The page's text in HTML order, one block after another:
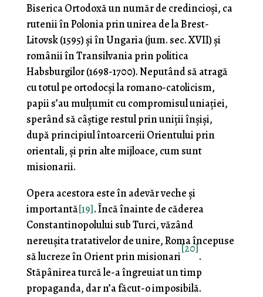
Biserica Ortodoxă un număr de credincioşi, ca
rutenii în Polonia prin unirea de la Brest-
Litovsk (1595) şi în Ungaria (jum. sec. XVII) şi
românii în Transilvania prin politica
Habsburgilor (1698-1700). Neputând să atragă
cu totul pe ortodocşi la romano-catolicism,
papii s’au mulţumit cu compromisul uniației,
sperând să câştige restul prin uniţii înşişi,
după principiul întoarcerii Orientului prin
orientali, şi prin alte mijloace, cum sunt
misionarii.
Opera acestora este în adevăr veche şi
importantă[19]. Încă înainte de căderea
Constantinopolului sub Turci, vă­zând
nereuşita tratativelor de unire, Roma începuse
să lucreze în Orient prin misionari
[20]
.
Stăpânirea turcă le-a îngreuiat un timp
propaganda, dar n’a făcut-o imposibilă.